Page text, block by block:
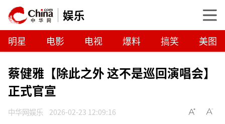
娱乐
明星 电影 电视 爆料 搞笑 美图
蔡健雅【除此之外 这不是巡回演唱会】
正式官宣
中华网娱乐 2026-02-23 12:09:16